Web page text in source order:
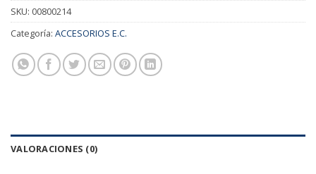
SKU: 00800214
Categoría: ACCESORIOS E.C.
VALORACIONES (0)